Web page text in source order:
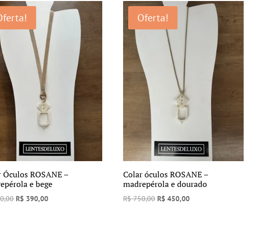
era:
R$ 750,00.
é:
R$ 390,00.
era:
R$ 750,00.
é:
R$ 390,00.
Óculos ROSANE –
e bege
O
R$ 390,00O
Oferta!
Colar óculos ROSANE –
madrepérola e dourado
R$750,00 O
R$ 450,00O